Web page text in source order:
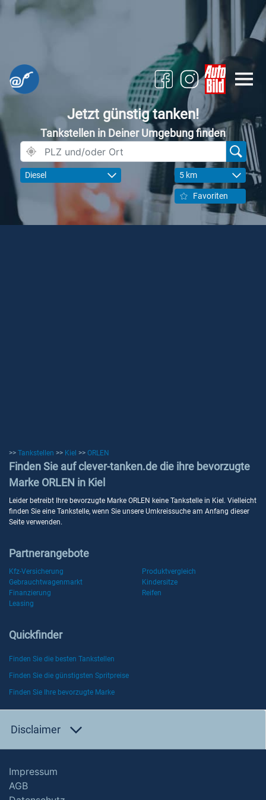
Jetzt günstig tanken!
Tankstellen in Deiner Umgebung finden
Diesel 5 km
Favoriten
>> Tankstellen >> Kiel >> ORLEN
Finden Sie auf clever-tanken.de die ihre bevorzugte
Marke ORLEN in Kiel
Leider betreibt Ihre bevorzugte Marke ORLEN keine Tankstelle in Kiel. Vielleicht
finden Sie eine Tankstelle, wenn Sie unsere Umkreissuche am Anfang dieser
Seite verwenden.
Partnerangebote
Kfz-Versicherung
Produktvergleich
Gebrauchtwagenmarkt
Kindersitze
Finanzierung
Reifen
Leasing
Quickfinder
Finden Sie die besten Tankstellen
Finden Sie die günstigsten Spritpreise
Finden Sie Ihre bevorzugte Marke
Disclaimer
Impressum
AGB